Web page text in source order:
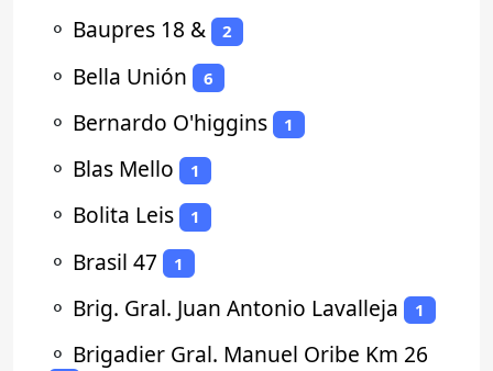
⚬ Baupres 18 & 2
⚬ Bella Unión 6
⚬ Bernardo O'higgins 1
⚬ Blas Mello 1
⚬ Bolita Leis 1
⚬ Brasil 47 1
⚬ Brig. Gral. Juan Antonio Lavalleja 1
⚬ Brigadier Gral. Manuel Oribe Km 26